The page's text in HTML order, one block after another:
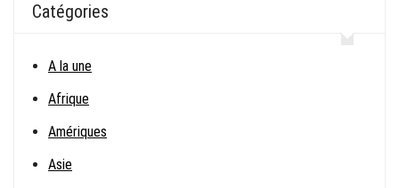
Catégories
A la une
Afrique
Amériques
Asie